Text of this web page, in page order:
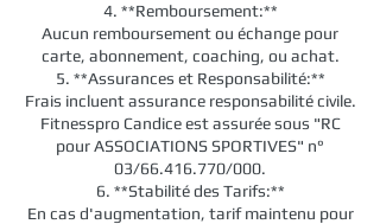
4. **Remboursement:**
Aucun remboursement ou échange pour
carte, abonnement, coaching, ou achat.
5. **Assurances et Responsabilité:**
Frais incluent assurance responsabilité civile.
Fitnesspro Candice est assurée sous "RC
pour ASSOCIATIONS SPORTIVES" n°
03/66.416.770/000.
6. **Stabilité des Tarifs:**
En cas d'augmentation, tarif maintenu pour